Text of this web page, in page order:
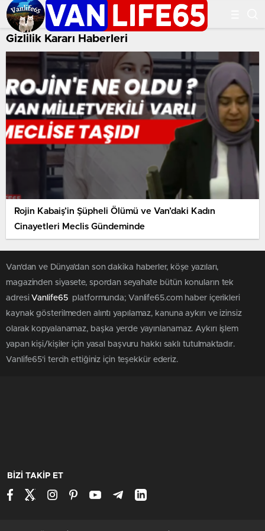
Gizlilik Kararı Haberleri
Rojin Kabaiş’in Şüpheli Ölümü ve Van’daki Kadın
Cinayetleri Meclis Gündeminde
Van'dan ve Dünya’dan son dakika haberler, köşe yazıları,
magazinden siyasete, spordan seyahate bütün konuların tek
adresi Vanlife65 platformunda; Vanlife65.com haber içerikleri
kaynak gösterilmeden alıntı yapılamaz, kanuna aykırı ve izinsiz
olarak kopyalanamaz, başka yerde yayınlanamaz. Aykırı işlem
yapan kişi/kişiler için yasal başvuru hakkı saklı tutulmaktadır.
Vanlife65'i tercih ettiğiniz için teşekkür ederiz.
BİZİ TAKİP ET